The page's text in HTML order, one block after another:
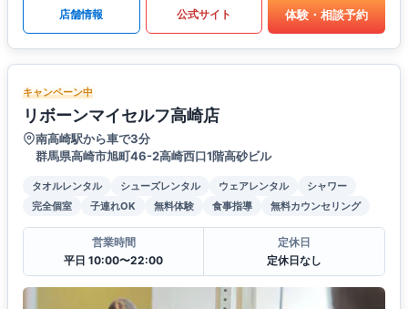
店舗情報 公式サイト 体験・相談予約
キャンペーン中
リボーンマイセルフ高崎店
南高崎駅から車で3分
群馬県高崎市旭町46-2高崎西口1階高砂ビル
タオルレンタル シューズレンタル ウェアレンタル
シャワー
完全個室
子連れOK 無料体験 食事指導 無料カウンセリング
営業時間
平日 10:00〜22:00
定休日
定休日なし